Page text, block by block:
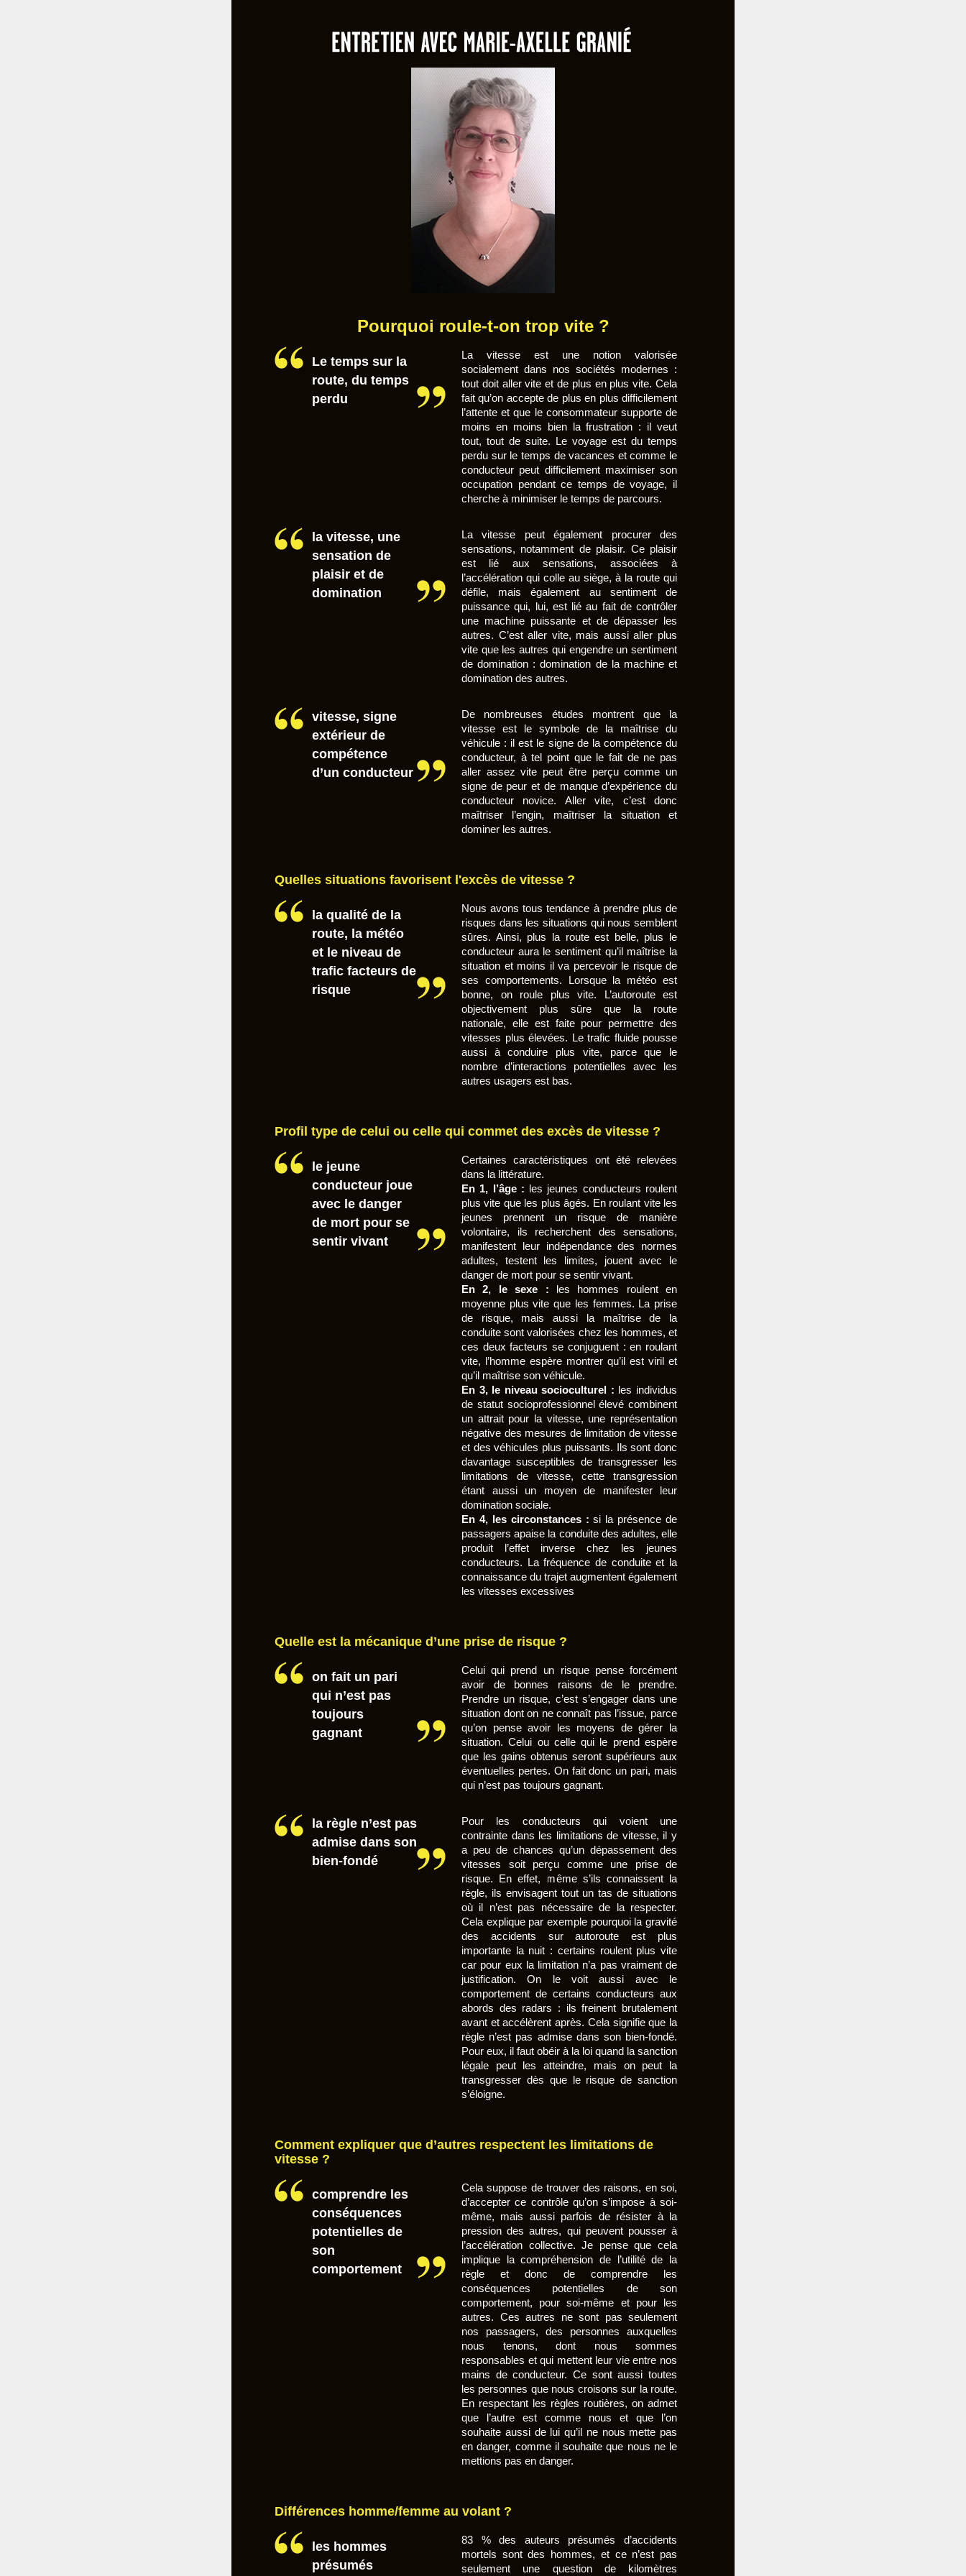
Pourquoi roule-t-on trop vite ?
Le temps sur la
route, du temps
perdu
La vitesse est une notion valorisée
socialement dans nos sociétés modernes :
tout doit aller vite et de plus en plus vite. Cela
fait qu’on accepte de plus en plus difficilement
l’attente et que le consommateur supporte de
moins en moins bien la frustration : il veut
tout, tout de suite. Le voyage est du temps
perdu sur le temps de vacances et comme le
conducteur peut difficilement maximiser son
occupation pendant ce temps de voyage, il
cherche à minimiser le temps de parcours.
la vitesse, une
sensation de
plaisir et de
domination
La vitesse peut également procurer des
sensations, notamment de plaisir. Ce plaisir
est lié aux sensations, associées à
l’accélération qui colle au siège, à la route qui
défile, mais également au sentiment de
puissance qui, lui, est lié au fait de contrôler
une machine puissante et de dépasser les
autres. C’est aller vite, mais aussi aller plus
vite que les autres qui engendre un sentiment
de domination : domination de la machine et
domination des autres.
vitesse, signe
extérieur de
compétence
d’un conducteur
De nombreuses études montrent que la
vitesse est le symbole de la maîtrise du
véhicule : il est le signe de la compétence du
conducteur, à tel point que le fait de ne pas
aller assez vite peut être perçu comme un
signe de peur et de manque d’expérience du
conducteur novice. Aller vite, c’est donc
maîtriser l’engin, maîtriser la situation et
dominer les autres.
Quelles situations favorisent l'excès de vitesse ?
la qualité de la
route, la météo
et le niveau de
trafic facteurs de
risque
Nous avons tous tendance à prendre plus de
risques dans les situations qui nous semblent
sûres. Ainsi, plus la route est belle, plus le
conducteur aura le sentiment qu’il maîtrise la
situation et moins il va percevoir le risque de
ses comportements. Lorsque la météo est
bonne, on roule plus vite. L’autoroute est
objectivement plus sûre que la route
nationale, elle est faite pour permettre des
vitesses plus élevées. Le trafic fluide pousse
aussi à conduire plus vite, parce que le
nombre d’interactions potentielles avec les
autres usagers est bas.
Profil type de celui ou celle qui commet des excès de vitesse ?
le jeune
conducteur joue
avec le danger
de mort pour se
sentir vivant
Certaines caractéristiques ont été relevées
dans la littérature.
En 1, l’âge : les jeunes conducteurs roulent
plus vite que les plus âgés. En roulant vite les
jeunes prennent un risque de manière
volontaire, ils recherchent des sensations,
manifestent leur indépendance des normes
adultes, testent les limites, jouent avec le
danger de mort pour se sentir vivant.
En 2, le sexe : les hommes roulent en
moyenne plus vite que les femmes. La prise
de risque, mais aussi la maîtrise de la
conduite sont valorisées chez les hommes, et
ces deux facteurs se conjuguent : en roulant
vite, l’homme espère montrer qu’il est viril et
qu’il maîtrise son véhicule.
En 3, le niveau socioculturel : les individus
de statut socioprofessionnel élevé combinent
un attrait pour la vitesse, une représentation
négative des mesures de limitation de vitesse
et des véhicules plus puissants. Ils sont donc
davantage susceptibles de transgresser les
limitations de vitesse, cette transgression
étant aussi un moyen de manifester leur
domination sociale.
En 4, les circonstances : si la présence de
passagers apaise la conduite des adultes, elle
produit l’effet inverse chez les jeunes
conducteurs. La fréquence de conduite et la
connaissance du trajet augmentent également
les vitesses excessives
Quelle est la mécanique d’une prise de risque ?
on fait un pari
qui n’est pas
toujours
gagnant
Celui qui prend un risque pense forcément
avoir de bonnes raisons de le prendre.
Prendre un risque, c’est s’engager dans une
situation dont on ne connaît pas l’issue, parce
qu’on pense avoir les moyens de gérer la
situation. Celui ou celle qui le prend espère
que les gains obtenus seront supérieurs aux
éventuelles pertes. On fait donc un pari, mais
qui n’est pas toujours gagnant.
la règle n’est pas
admise dans son
bien-fondé
Pour les conducteurs qui voient une
contrainte dans les limitations de vitesse, il y
a peu de chances qu’un dépassement des
vitesses soit perçu comme une prise de
risque. En effet, même s’ils connaissent la
règle, ils envisagent tout un tas de situations
où il n’est pas nécessaire de la respecter.
Cela explique par exemple pourquoi la gravité
des accidents sur autoroute est plus
importante la nuit : certains roulent plus vite
car pour eux la limitation n’a pas vraiment de
justification. On le voit aussi avec le
comportement de certains conducteurs aux
abords des radars : ils freinent brutalement
avant et accélèrent après. Cela signifie que la
règle n’est pas admise dans son bien-fondé.
Pour eux, il faut obéir à la loi quand la sanction
légale peut les atteindre, mais on peut la
transgresser dès que le risque de sanction
s’éloigne.
Comment expliquer que d’autres respectent les limitations de
vitesse ?
comprendre les
conséquences
potentielles de
son
comportement
Cela suppose de trouver des raisons, en soi,
d’accepter ce contrôle qu’on s’impose à soi-
même, mais aussi parfois de résister à la
pression des autres, qui peuvent pousser à
l’accélération collective. Je pense que cela
implique la compréhension de l’utilité de la
règle et donc de comprendre les
conséquences potentielles de son
comportement, pour soi-même et pour les
autres. Ces autres ne sont pas seulement
nos passagers, des personnes auxquelles
nous tenons, dont nous sommes
responsables et qui mettent leur vie entre nos
mains de conducteur. Ce sont aussi toutes
les personnes que nous croisons sur la route.
En respectant les règles routières, on admet
que l’autre est comme nous et que l’on
souhaite aussi de lui qu’il ne nous mette pas
en danger, comme il souhaite que nous ne le
mettions pas en danger.
Différences homme/femme au volant ?
les hommes
présumés
83 % des auteurs présumés d’accidents
mortels sont des hommes, et ce n’est pas
seulement une question de kilomètres